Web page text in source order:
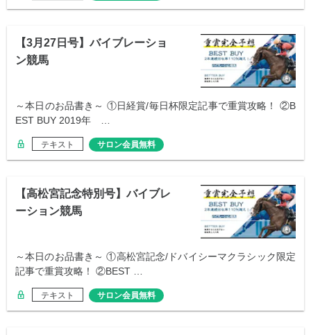
【3月27日号】バイブレーショ
ン競馬
～本日のお品書き～ ①日経賞/毎日杯限定記事で重賞攻略！ ②B
EST BUY 2019年 …
テキスト サロン会員無料
【高松宮記念特別号】バイブレ
ーション競馬
～本日のお品書き～ ①高松宮記念/ドバイシーマクラシック限定
記事で重賞攻略！ ②BEST …
テキスト サロン会員無料